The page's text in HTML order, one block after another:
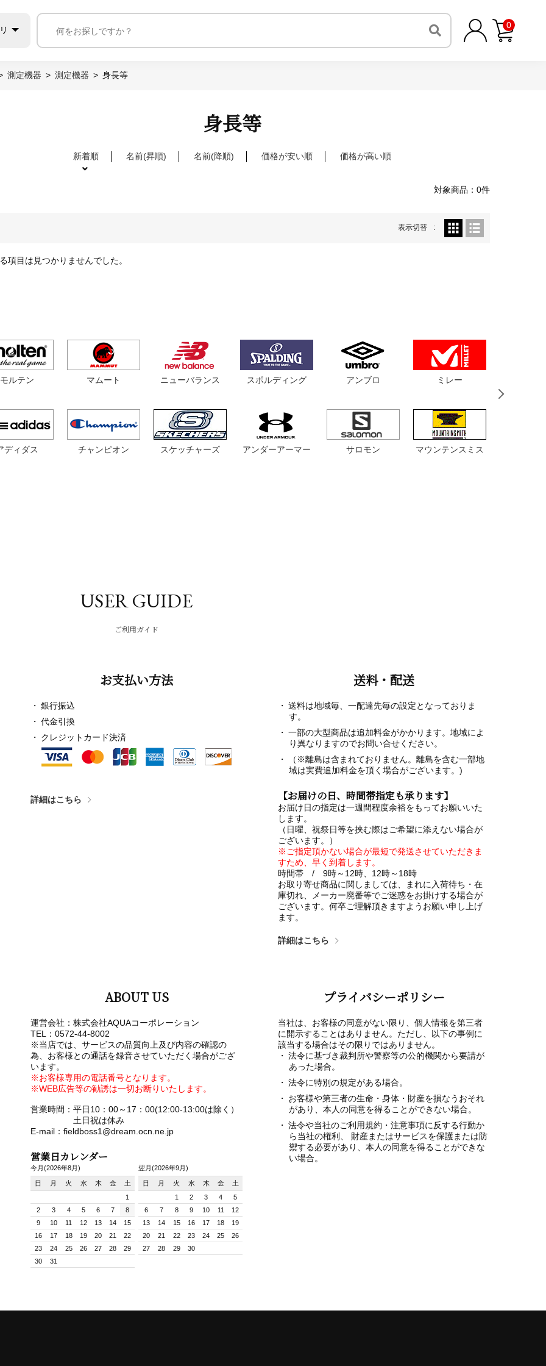
0
測定機器 測定機器 身長等
身長等
新着順 名前(昇順) 名前(降順) 価格が安い順 価格が高い順
対象商品：0件
表示切替
項目は見つかりませんでした。
モルテン
ディダス
マムート
チャンピオン
ニューバランス
スケッチャーズ
スポルディング
アンダーアーマー
アンブロ
サロモン
ミレー
マウンテンスミス
USER GUIDE
ご利用ガイド
お支払い方法
銀行振込
代金引換
クレジットカード決済
詳細はこちら
送料・配送
送料は地域毎、一配達先毎の設定となっておりま
す。
一部の大型商品は追加料金がかかります。地域によ
り異なりますのでお問い合せください。
（※離島は含まれておりません。離島を含む一部地
域は実費追加料金を頂く場合がございます。)
【お届けの日、時間帯指定も承ります】
お届け日の指定は一週間程度余裕をもってお願いいた
します。
（日曜、祝祭日等を挟む際はご希望に添えない場合が
ございます。）
※ご指定頂かない場合が最短で発送させていただきま
すため、早く到着します。
時間帯 / 9時～12時、12時～18時
お取り寄せ商品に関しましては、まれに入荷待ち・在
庫切れ、メーカー廃番等でご迷惑をお掛けする場合が
ございます。何卒ご理解頂きますようお願い申し上げ
ます。
詳細はこちら
ABOUT US
運営会社：株式会社AQUAコーポレーション
TEL：0572-44-8002
※当店では、サービスの品質向上及び内容の確認の
為、お客様との通話を録音させていただく場合がござ
います。
※お客様専用の電話番号となります。
※WEB広告等の勧誘は一切お断りいたします。
営業時間：平日10：00～17：00(12:00-13:00は除く）
土日祝は休み
E-mail：fieldboss1@dream.ocn.ne.jp
営業日カレンダー
今月(2026年8月)
日 月 火 水 木 金
土
1
2
3 4 5 6 7
8
9
10 11 12 13 14
15
16
17 18 19 20 21
22
23
24 25 26 27 28
29
30
31
翌月(2026年9月)
日 月 火 水 木 金
土
1
2 3 4
5
6
7 8 9 10 11
12
13
14 15 16 17 18
19
20
21 22 23 24 25
26
27
28 29 30
プライバシーポリシー
当社は、お客様の同意がない限り、個人情報を第三者
に開示することはありません。ただし、以下の事例に
該当する場合はその限りではありません。
法令に基づき裁判所や警察等の公的機関から要請が
あった場合。
法令に特別の規定がある場合。
お客様や第三者の生命・身体・財産を損なうおそれ
があり、本人の同意を得ることができない場合。
法令や当社のご利用規約・注意事項に反する行動か
ら当社の権利、 財産またはサービスを保護または防
禦する必要があり、本人の同意を得ることができな
い場合。